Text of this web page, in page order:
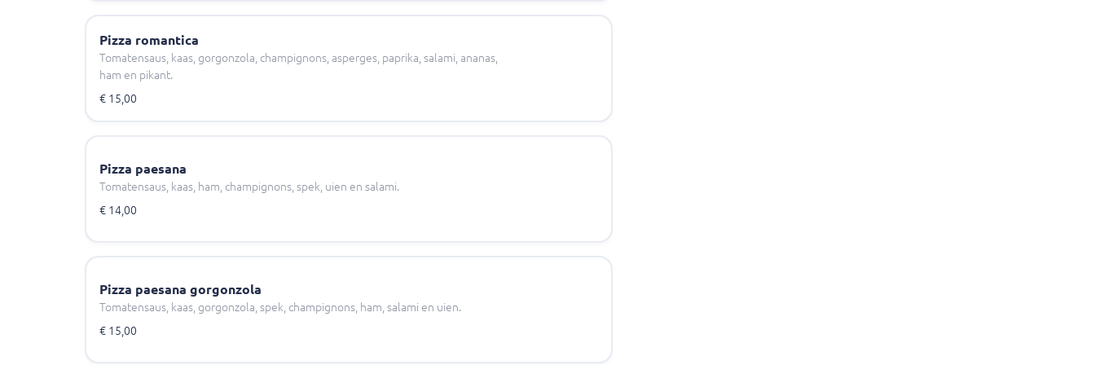
Pizza romantica
Tomatensaus, kaas, gorgonzola, champignons, asperges, paprika, salami, ananas,
ham en pikant.
€ 15,00
Pizza paesana
Tomatensaus, kaas, ham, champignons, spek, uien en salami.
€ 14,00
Pizza paesana gorgonzola
Tomatensaus, kaas, gorgonzola, spek, champignons, ham, salami en uien.
€ 15,00